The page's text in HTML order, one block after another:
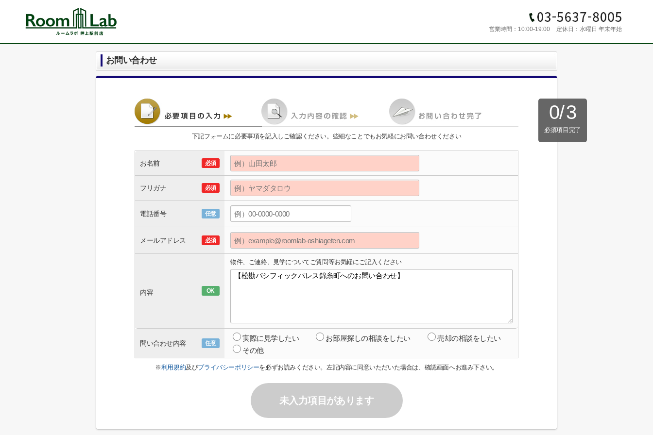
営業時間： 10:00-19:00 定休日： 水曜日 年末年始
お問い合わせ
0/3
必須項目完了
下記フォームに必要事項を記入しご確認ください。些細なことでもお気軽にお問い合わせください
お名前 必須
フリガナ 必須
電話番号 任意
メールアドレス 必須
内容 OK
物件、ご連絡、見学についてご質問等お気軽にご記入ください
問い合わせ内容 任意
実際に見学したい お部屋探しの相談をしたい
売却の相談をしたい
その他
※利用規約及びプライバシーポリシーを必ずお読みください。左記内容に同意いただいた場合は、確認画面へお進み下さい。
未入力項目があります